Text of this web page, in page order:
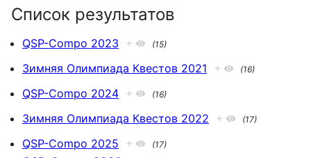
Список результатов
QSP-Compo 2023 + (15)
Зимняя Олимпиада Квестов 2021 + (16)
QSP-Compo 2024 + (16)
Зимняя Олимпиада Квестов 2022 + (17)
QSP-Compo 2025 + (17)